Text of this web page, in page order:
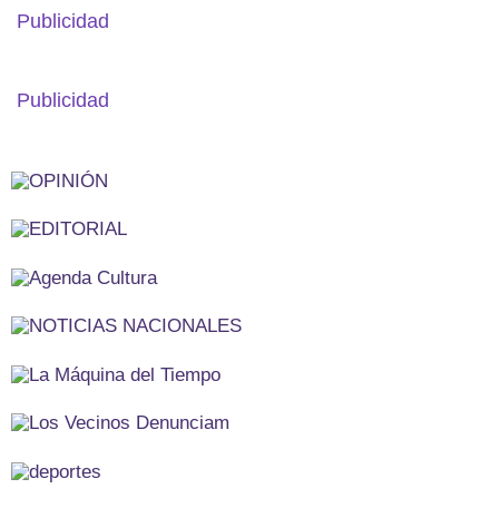
Publicidad
Publicidad